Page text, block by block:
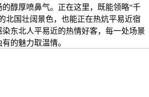
醇厚喷鼻气。正在这里，既能领略“千
北国壮阔景色，也能正在热炕平易近宿
东北人平易近的热情好客，每一处场景
的魅力取温情。